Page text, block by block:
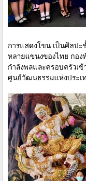
การแสดงโขน เป็นศิลป
หลายแขนงของไทย กอ
กำลังพลและครอบครัวเ
ศูนย์วัฒนธรรมแห่งประเ